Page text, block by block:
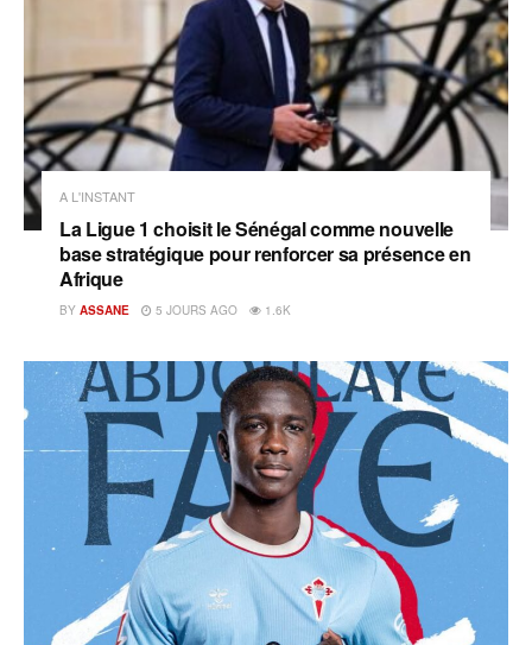
A L'INSTANT
La Ligue 1 choisit le Sénégal comme nouvelle
base stratégique pour renforcer sa présence en
Afrique
BY ASSANE 5 JOURS AGO 1.6K